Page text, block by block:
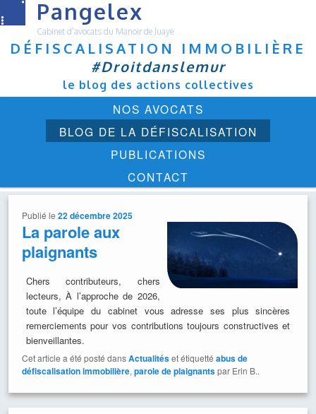
Pangelex
Cabinet d'avocats du Manoir de Juaye
DÉFISCALISATION IMMOBILIÈRE
#Droitdanslemur
le blog des actions collectives
NOS AVOCATS
BLOG DE LA DÉFISCALISATION
PUBLICATIONS
CONTACT
Publié le 22 décembre 2025
La parole aux
plaignants
Chers contributeurs, chers
lecteurs, À l’approche de 2026,
toute l’équipe du cabinet vous adresse ses plus sincères
remerciements pour vos contributions toujours constructives et
bienveillantes.
Cet article a été posté dansActualitéset étiquetté abus de
défiscalisation immobilière, parole de plaignantspar Erin B..